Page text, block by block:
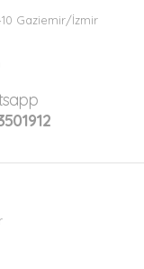
Gaziemir/İzmir